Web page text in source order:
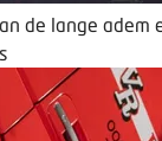
de lange adem